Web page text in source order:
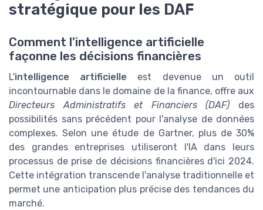
stratégique pour les DAF
Comment l'intelligence artificielle
façonne les décisions financières
L'intelligence artificielle est devenue un outil
incontournable dans le domaine de la finance, offre aux
Directeurs Administratifs et Financiers (DAF) des
possibilités sans précédent pour l'analyse de données
complexes. Selon une étude de Gartner, plus de 30%
des grandes entreprises utiliseront l'IA dans leurs
processus de prise de décisions financières d'ici 2024.
Cette intégration transcende l'analyse traditionnelle et
permet une anticipation plus précise des tendances du
marché.